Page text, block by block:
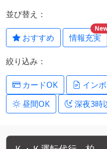
並び替え：
おすすめ 情報充実
絞り込み：
カードOK イン
昼間OK
深夜3時